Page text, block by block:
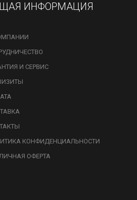
ИНФОРМАЦИЯ
И СЕРВИС
КОНФИДЕНЦИАЛЬНОСТИ
ОФЕРТА